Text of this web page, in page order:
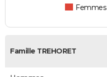
Femmes
Famille TREHORET